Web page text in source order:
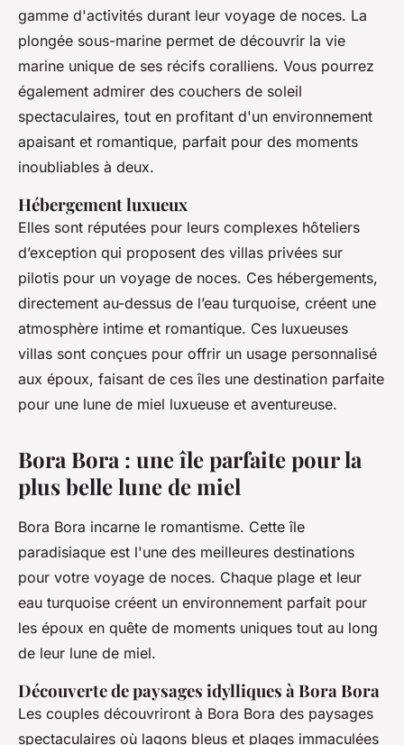
gamme d'activités durant leur voyage de noces. La
plongée sous-marine permet de découvrir la vie
marine unique de ses récifs coralliens. Vous pourrez
également admirer des couchers de soleil
spectaculaires, tout en profitant d'un environnement
apaisant et romantique, parfait pour des moments
inoubliables à deux.
Hébergement luxueux
Elles sont réputées pour leurs complexes hôteliers
d’exception qui proposent des villas privées sur
pilotis pour un voyage de noces. Ces hébergements,
directement au-dessus de l’eau turquoise, créent une
atmosphère intime et romantique. Ces luxueuses
villas sont conçues pour offrir un usage personnalisé
aux époux, faisant de ces îles une destination parfaite
pour une lune de miel luxueuse et aventureuse.
Bora Bora : une île parfaite pour la
plus belle lune de miel
Bora Bora incarne le romantisme. Cette île
paradisiaque est l'une des meilleures destinations
pour votre voyage de noces. Chaque plage et leur
eau turquoise créent un environnement parfait pour
les époux en quête de moments uniques tout au long
de leur lune de miel.
Découverte de paysages idylliques à Bora Bora
Les couples découvriront à Bora Bora des paysages
spectaculaires où lagons bleus et plages immaculées